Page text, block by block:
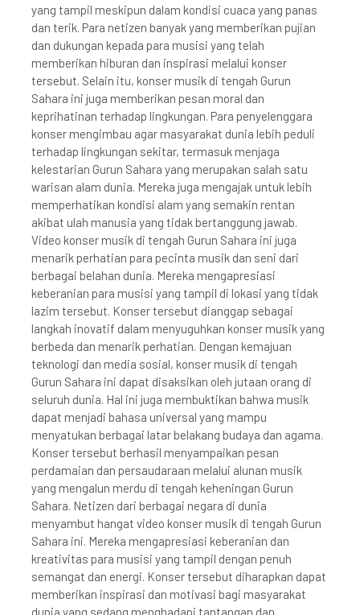
yang tampil meskipun dalam kondisi cuaca yang panas
dan terik. Para netizen banyak yang memberikan pujian
dan dukungan kepada para musisi yang telah
memberikan hiburan dan inspirasi melalui konser
tersebut. Selain itu, konser musik di tengah Gurun
Sahara ini juga memberikan pesan moral dan
keprihatinan terhadap lingkungan. Para penyelenggara
konser mengimbau agar masyarakat dunia lebih peduli
terhadap lingkungan sekitar, termasuk menjaga
kelestarian Gurun Sahara yang merupakan salah satu
warisan alam dunia. Mereka juga mengajak untuk lebih
memperhatikan kondisi alam yang semakin rentan
akibat ulah manusia yang tidak bertanggung jawab.
Video konser musik di tengah Gurun Sahara ini juga
menarik perhatian para pecinta musik dan seni dari
berbagai belahan dunia. Mereka mengapresiasi
keberanian para musisi yang tampil di lokasi yang tidak
lazim tersebut. Konser tersebut dianggap sebagai
langkah inovatif dalam menyuguhkan konser musik yang
berbeda dan menarik perhatian. Dengan kemajuan
teknologi dan media sosial, konser musik di tengah
Gurun Sahara ini dapat disaksikan oleh jutaan orang di
seluruh dunia. Hal ini juga membuktikan bahwa musik
dapat menjadi bahasa universal yang mampu
menyatukan berbagai latar belakang budaya dan agama.
Konser tersebut berhasil menyampaikan pesan
perdamaian dan persaudaraan melalui alunan musik
yang mengalun merdu di tengah keheningan Gurun
Sahara. Netizen dari berbagai negara di dunia
menyambut hangat video konser musik di tengah Gurun
Sahara ini. Mereka mengapresiasi keberanian dan
kreativitas para musisi yang tampil dengan penuh
semangat dan energi. Konser tersebut diharapkan dapat
memberikan inspirasi dan motivasi bagi masyarakat
dunia yang sedang menghadapi tantangan dan